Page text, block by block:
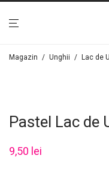
Magazin / Unghii / Lac de
Pastel Lac de
9,50 lei